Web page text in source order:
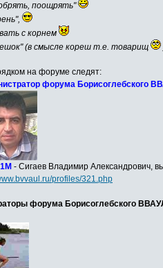
поощрять"
с корнем
(в смысле кореш т.е. товарищ
на форуме следят:
форума Борисоглебского
- Сигаев Владимир Александрович,
profiles/321.php
форума Борисоглебского